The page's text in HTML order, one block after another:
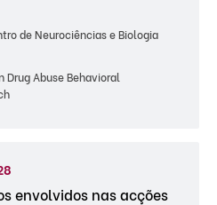
de Neurociências e Biologia
Abuse Behavioral
envolvidos nas acções